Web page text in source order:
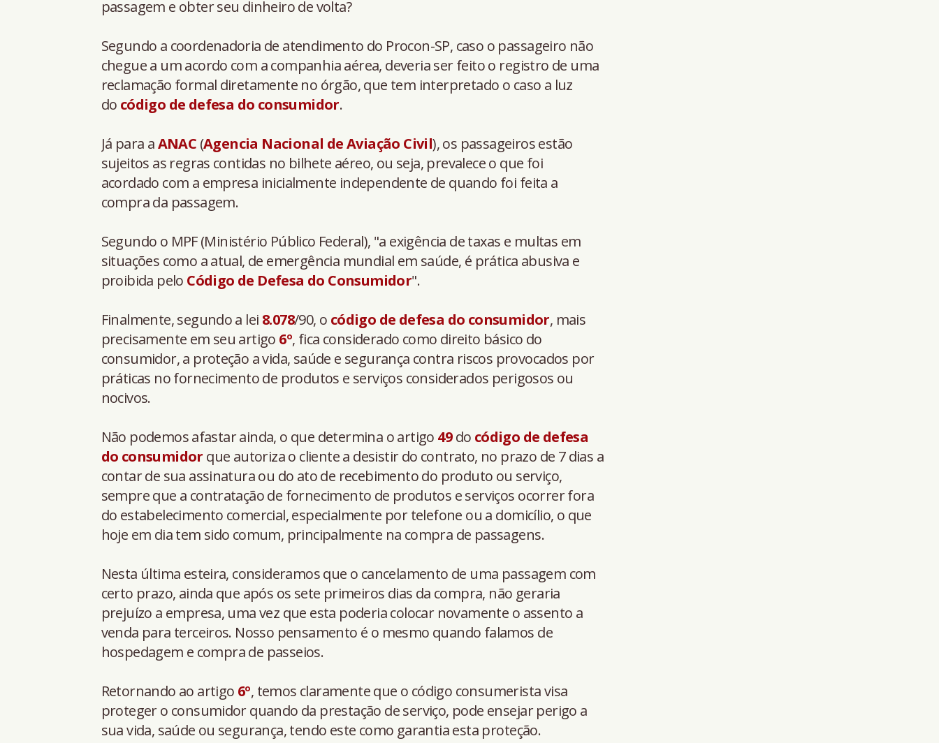
passagem e obter seu dinheiro de volta?
Segundo a coordenadoria de atendimento do Procon-SP, caso o passageiro não
chegue a um acordo com a companhia aérea, deveria ser feito o registro de uma
reclamação formal diretamente no órgão, que tem interpretado o caso a luz
do código de defesa do consumidor.
Já para aANAC (Agencia Nacional de Aviação Civil), os passageiros estão
sujeitos as regras contidas no bilhete aéreo, ou seja, prevalece o que foi
acordado com a empresa inicialmente independente de quando foi feita a
compra da passagem.
Segundo o MPF (Ministério Público Federal), "a exigência de taxas e multas em
situações como a atual, de emergência mundial em saúde, é prática abusiva e
proibida pelo Código de Defesa do Consumidor".
Finalmente, segundo a lei 8.078/90, o código de defesa do consumidor, mais
precisamente em seu artigo 6º, fica considerado como direito básico do
consumidor, a proteção a vida, saúde e segurança contra riscos provocados por
práticas no fornecimento de produtos e serviços considerados perigosos ou
nocivos.
Não podemos afastar ainda, o que determina o artigo 49do código de defesa
do consumidor que autoriza o cliente a desistir do contrato, no prazo de 7 dias a
contar de sua assinatura ou do ato de recebimento do produto ou serviço,
sempre que a contratação de fornecimento de produtos e serviços ocorrer fora
do estabelecimento comercial, especialmente por telefone ou a domicílio, o que
hoje em dia tem sido comum, principalmente na compra de passagens.
Nesta última esteira, consideramos que o cancelamento de uma passagem com
certo prazo, ainda que após os sete primeiros dias da compra, não geraria
prejuízo a empresa, uma vez que esta poderia colocar novamente o assento a
venda para terceiros. Nosso pensamento é o mesmo quando falamos de
hospedagem e compra de passeios.
Retornando ao artigo 6º, temos claramente que o código consumerista visa
proteger o consumidor quando da prestação de serviço, pode ensejar perigo a
sua vida, saúde ou segurança, tendo este como garantia esta proteção.